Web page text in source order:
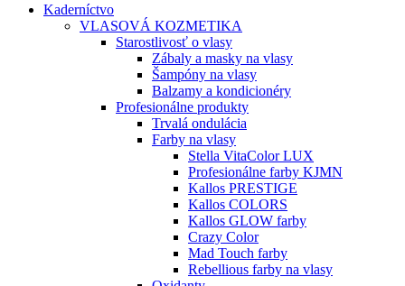
Kaderníctvo
VLASOVÁ KOZMETIKA
Starostlivosť o vlasy
Zábaly a masky na vlasy
Šampóny na vlasy
Balzamy a kondicionéry
Profesionálne produkty
Trvalá ondulácia
Farby na vlasy
Stella VitaColor LUX
Profesionálne farby KJMN
Kallos PRESTIGE
Kallos COLORS
Kallos GLOW farby
Crazy Color
Mad Touch farby
Rebellious farby na vlasy